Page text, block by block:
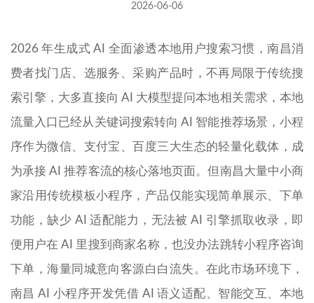
2026-06-06
2026 年生成式 AI 全面渗透本地用户搜索习惯，南昌消
费者找门店、选服务、采购产品时，不再局限于传统搜
索引擎，大多直接向 AI 大模型提问本地相关需求，本地
流量入口已经从关键词搜索转向 AI 智能推荐场景，小程
序作为微信、支付宝、百度三大生态的轻量化载体，成
为承接 AI 推荐客流的核心落地页面。但南昌大量中小商
家沿用传统模板小程序，产品仅能实现简单展示、下单
功能，缺少 AI 适配能力，无法被 AI 引擎抓取收录，即
便用户在 AI 里搜到商家名称，也没办法跳转小程序咨询
下单，海量同城意向客源白白流失。在此市场环境下，
南昌 AI 小程序开发凭借 AI 语义适配、智能交互、本地